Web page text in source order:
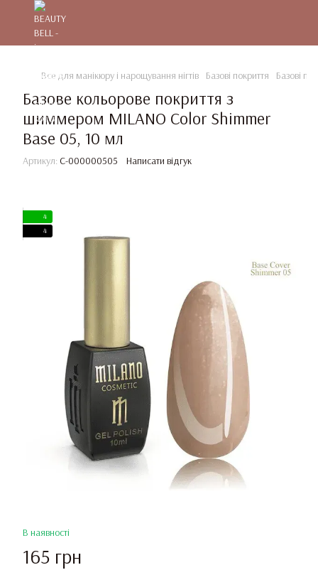
Все для манікюру і нарощування нігтів Базові покриття Базові
Базове кольорове покриття з
шиммером MILANO Color Shimmer
Base 05, 10 мл
Артикул: C-000000505 Написати відгук
4
4
В наявності
165 грн